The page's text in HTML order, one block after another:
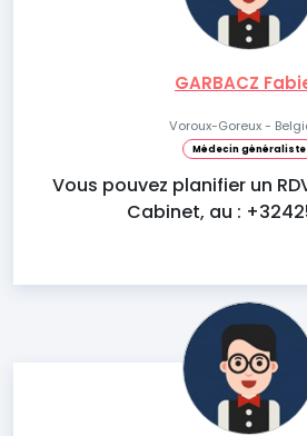
GARBACZ
Voroux-Goreux -
Médecin généraliste
Vous pouvez planifier un
Cabinet, au :